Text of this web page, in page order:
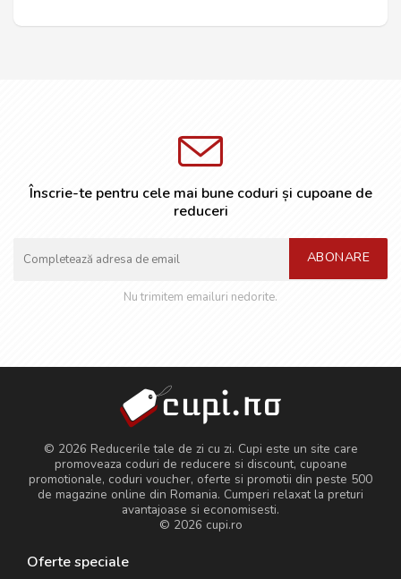
Înscrie-te pentru cele mai bune coduri și cupoane de
reduceri
ABONARE
Nu trimitem emailuri nedorite.
© 2026 Reducerile tale de zi cu zi. Cupi este un site care
promoveaza coduri de reducere si discount, cupoane
promotionale, coduri voucher, oferte si promotii din peste 500
de magazine online din Romania. Cumperi relaxat la preturi
avantajoase si economisesti.
© 2026 cupi.ro
Oferte speciale